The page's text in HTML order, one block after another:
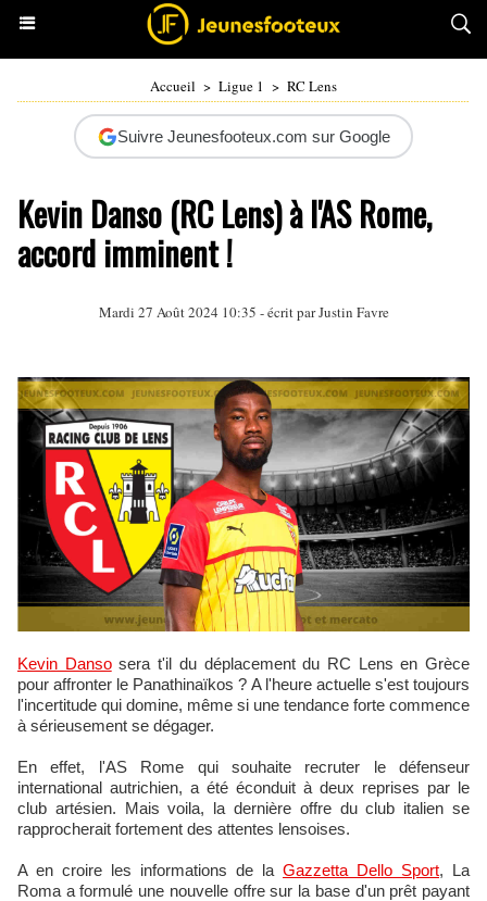
Accueil > Ligue 1 > RC Lens
Suivre Jeunesfooteux.com sur Google
Kevin Danso (RC Lens) à l'AS Rome,
accord imminent !
Mardi 27 Août 2024 10:35 - écrit parJustin Favre
Kevin Dansosera t'il du déplacement du RC Lens en Grèce
pour affronter le Panathinaïkos ? A l'heure actuelle s'est toujours
l'incertitude qui domine, même si une tendance forte commence
à sérieusement se dégager.
En effet, l'AS Rome qui souhaite recruter le défenseur
international autrichien, a été éconduit à deux reprises par le
club artésien. Mais voila, la dernière offre du club italien se
rapprocherait fortement des attentes lensoises.
A en croire les informations de la Gazzetta Dello Sport, La
Roma a formulé une nouvelle offre sur la base d'un prêt payant